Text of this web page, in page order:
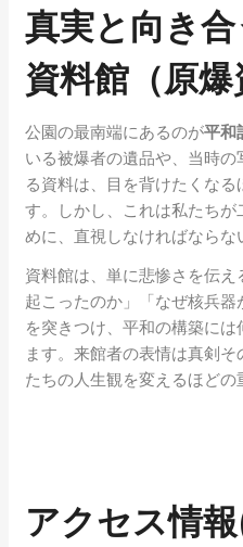
真実と向き
資料館（原爆
公園の最南端にあるのが平和
いる被爆者の遺品や、当時の
る資料は、目を背けたくな
す。しかし、これは私たち
めに、直視しなければならな
資料館は、単に悲惨さを伝
起こったのか」「なぜ核兵
を突きつけ、平和の構築に
ます。来館者の表情は真剣
たちの人生観を変えるほどの
アクセス情